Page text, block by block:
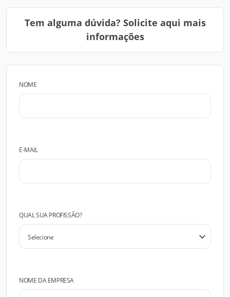
Tem alguma dúvida? Solicite aqui mais
informações
NOME
E-MAIL
QUAL SUA PROFISSÃO?
NOME DA EMPRESA